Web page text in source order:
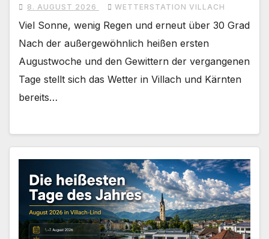
8. AUGUST 2026 WETTERSTATION VILLACH
Viel Sonne, wenig Regen und erneut über 30 Grad
Nach der außergewöhnlich heißen ersten
Augustwoche und den Gewittern der vergangenen
Tage stellt sich das Wetter in Villach und Kärnten
bereits…